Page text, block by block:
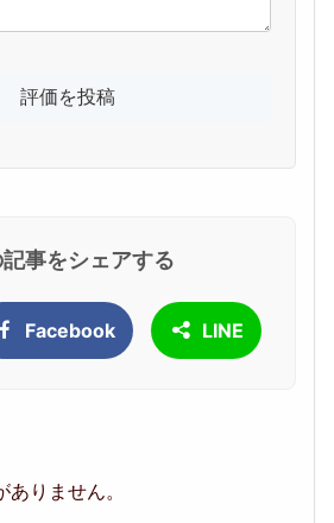
記事をシェアする
Facebook LINE
りません。